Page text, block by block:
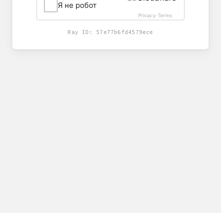
Я не робот
Privacy-Terms
Ray ID: 57e77b6fd4579ece